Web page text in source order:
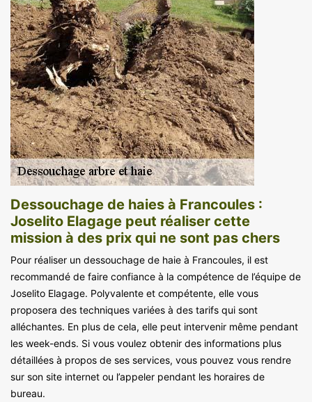
Dessouchage de haies à Francoules :
Joselito Elagage peut réaliser cette
mission à des prix qui ne sont pas chers
Pour réaliser un dessouchage de haie à Francoules, il est
recommandé de faire confiance à la compétence de l’équipe de
Joselito Elagage. Polyvalente et compétente, elle vous
proposera des techniques variées à des tarifs qui sont
alléchantes. En plus de cela, elle peut intervenir même pendant
les week-ends. Si vous voulez obtenir des informations plus
détaillées à propos de ses services, vous pouvez vous rendre
sur son site internet ou l’appeler pendant les horaires de
bureau.